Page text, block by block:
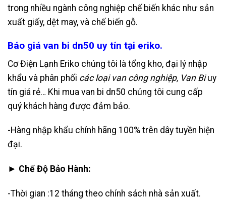
trong nhiều ngành công nghiệp chế biến khác như sản
xuất giấy, dệt may, và chế biến gỗ.
Báo giá van bi dn50 uy tín tại eriko.
Cơ Điện Lạnh Eriko chúng tôi là tổng kho, đại lý nhập
khẩu và phân phối các loại van công nghiệp, Van Biuy
tín giá rẻ… Khi mua van bi dn50 chúng tôi cung cấp
quý khách hàng được đảm bảo.
-Hàng nhập khẩu chính hãng 100% trên dây tuyền hiện
đại.
► Chế Độ Bảo Hành:
-Thời gian :12 tháng theo chính sách nhà sản xuất.